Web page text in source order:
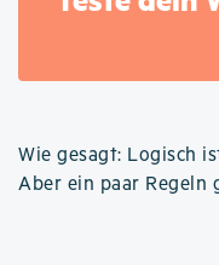
Wie gesagt: Logisch
Aber ein paar Regeln